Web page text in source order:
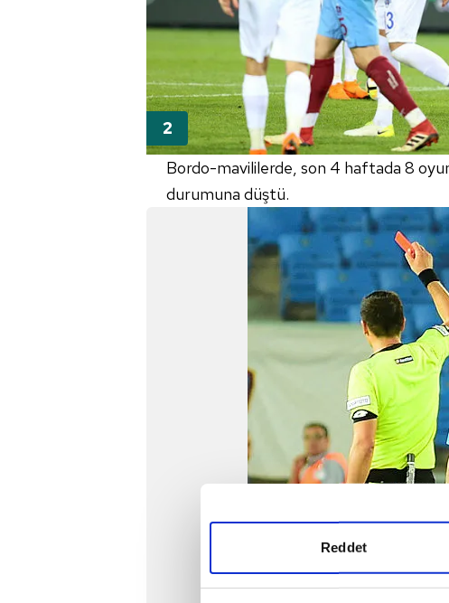
Reddet
Bordo-mavililerde, son 4 haftada 8
durumuna düştü.